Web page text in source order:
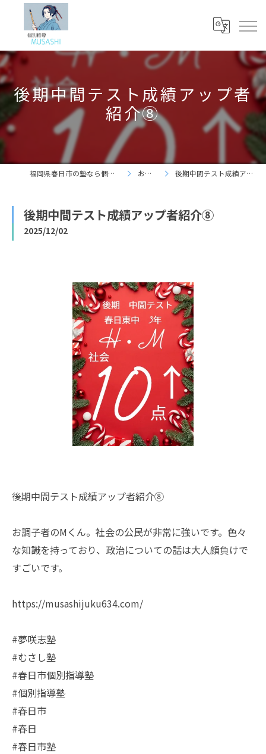
後期中間テスト成績アップ者
紹介⑧
福岡県春日市の塾なら個別指導 夢咲志塾 お知らせ 後期中間テスト成績アップ者紹介⑧
後期中間テスト成績アップ者紹介⑧
2025/12/02
後期中間テスト成績アップ者紹介⑧
お調子者のMくん。社会の公民が非常に強いです。色々
な知識を持っており、政治についての話は大人顔負けで
すごいです。
https://musashijuku634.com/
#夢咲志塾
#むさし塾
#春日市個別指導塾
#個別指導塾
#春日市
#春日
#春日市塾